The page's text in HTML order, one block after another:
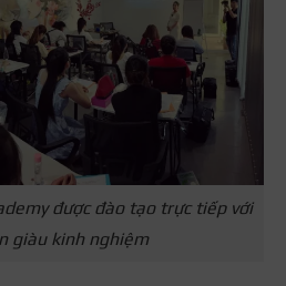
được đào tạo trực tiếp với
giàu kinh nghiệm